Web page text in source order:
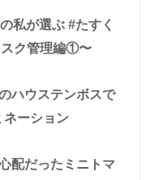
私が選ぶ #たすく
スク管理編①〜
ハウステンボスで
ネーション
配だったミニトマ